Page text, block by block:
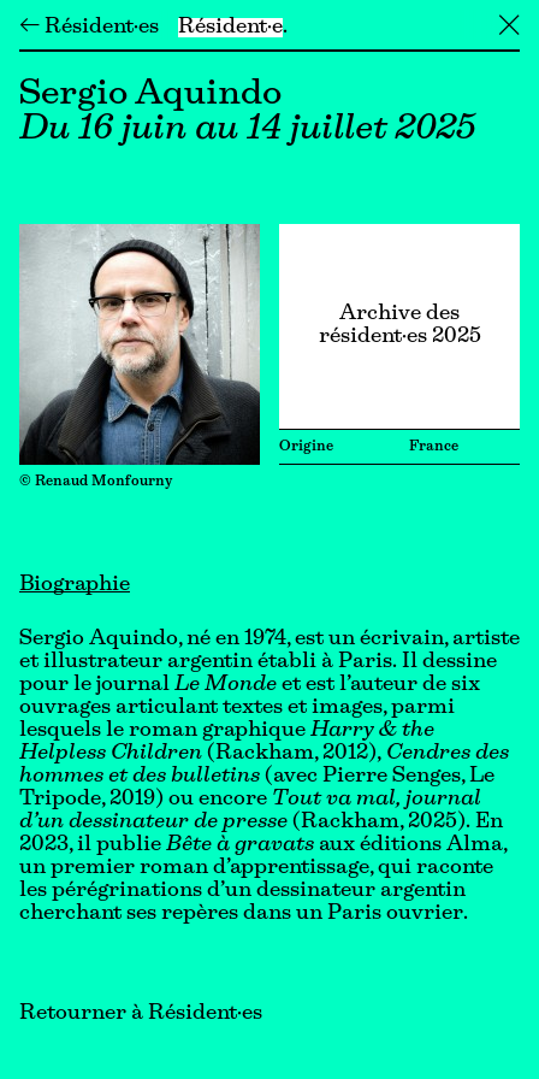
← Résident·es Résident·e ╳
Sergio Aquindo
Du 16 juin au 14 juillet 2025
© Renaud Monfourny
Archive des
résident·es 2025
Origine France
Biographie
Sergio Aquindo, né en 1974, est un écrivain, artiste
et illustrateur argentin établi à Paris. Il dessine
pour le journal Le Monde et est l’auteur de six
ouvrages articulant textes et images, parmi
lesquels le roman graphique Harry & the
Helpless Children (Rackham, 2012), Cendres des
hommes et des bulletins (avec Pierre Senges, Le
Tripode, 2019) ou encore Tout va mal, journal
d’un dessinateur de presse (Rackham, 2025). En
2023, il publie Bête à gravats aux éditions Alma,
un premier roman d’apprentissage, qui raconte
les pérégrinations d’un dessinateur argentin
cherchant ses repères dans un Paris ouvrier.
Retourner à Résident·es